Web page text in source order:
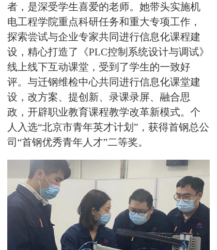
者，是深受学生喜爱的老师。她带头实施机
电工程学院重点科研任务和重大专项工作，
探索尝试与企业专家共同进行信息化课程建
设，精心打造了《PLC控制系统设计与调试》
线上线下互动课堂，受到了学生的一致好
评。与迁钢维检中心共同进行信息化课堂建
设，改方案、提创新、录课录屏、融合思
政，开辟职业教育课程教学改革新模式。个
人入选“北京市青年英才计划”，获得首钢总公
司“首钢优秀青年人才”二等奖。